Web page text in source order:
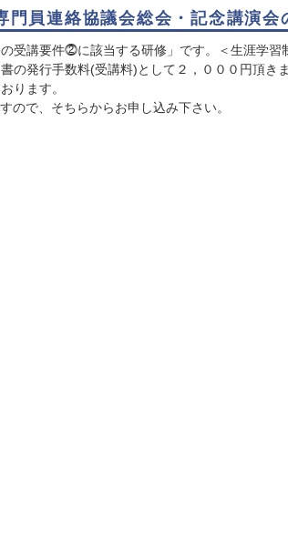
員連絡協議会総会・記念講演会
受講要件⓶に該当する研修」です。＜生涯学
の発行手数料(受講料)として２，０００円頂き
ります。
ので、そちらからお申し込み下さい。